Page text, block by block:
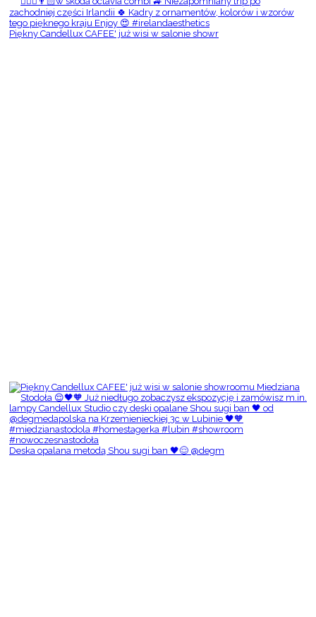
Piękny Candellux CAFEE' już wisi w salonie showr
Deska opalana metodą Shou sugi ban 🖤😌 @degm